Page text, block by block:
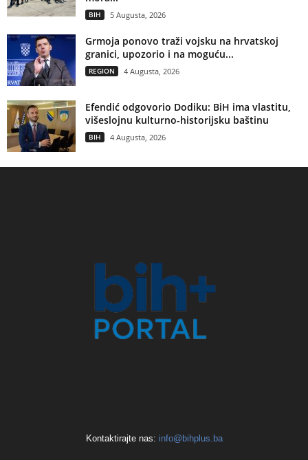
BIH 5 Augusta, 2026
Grmoja ponovo traži vojsku na hrvatskoj
granici, upozorio i na moguću...
REGION 4 Augusta, 2026
Efendić odgovorio Dodiku: BiH ima vlastitu,
višeslojnu kulturno-historijsku baštinu
BIH 4 Augusta, 2026
Kontaktirajte nas: info@bihplus.ba